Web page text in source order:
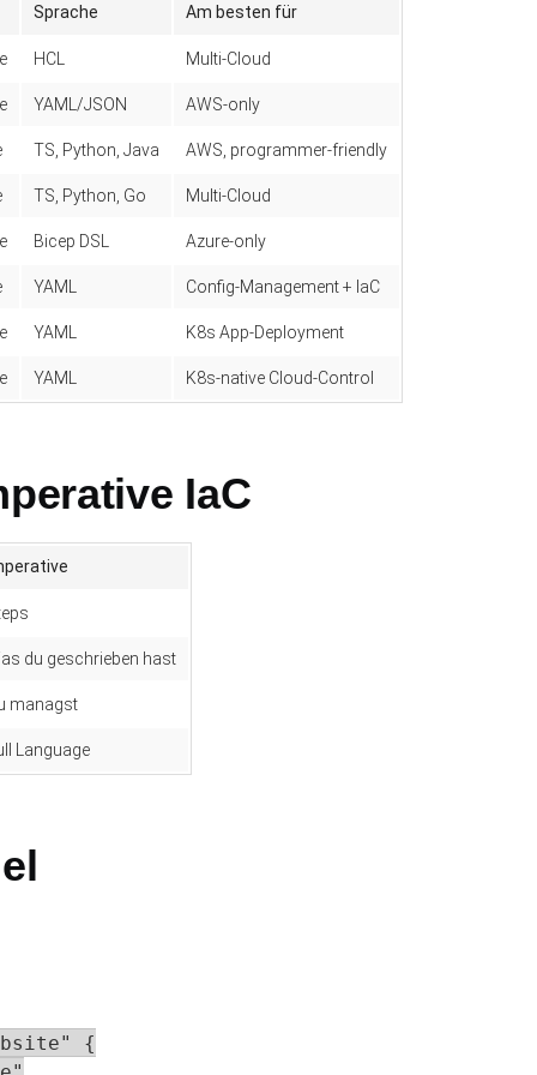
Sprache Am besten für
HCL Multi-Cloud
YAML/JSON AWS-only
TS, Python, Java AWS, programmer-friendly
TS, Python, Go Multi-Cloud
Bicep DSL Azure-only
YAML Config-Management + IaC
YAML K8s App-Deployment
YAML K8s-native Cloud-Control
IaC
du geschrieben hast
managst
Language
{